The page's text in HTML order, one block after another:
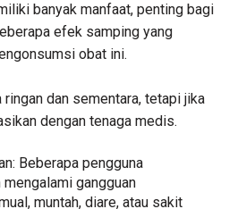
banyak manfaat, penting bagi
efek samping yang
obat ini.
dan sementara, tetapi jika
dengan tenaga medis.
Beberapa pengguna
gangguan
muntah, diare, atau sakit